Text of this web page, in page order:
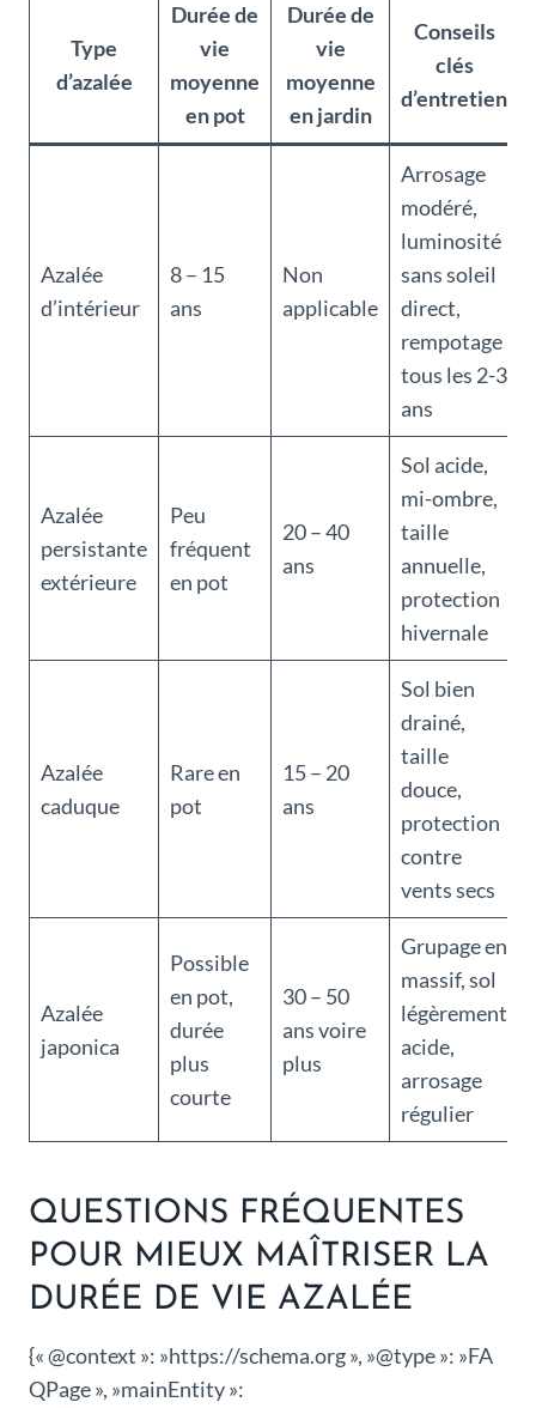
Type
d’azalée
Durée de
vie
moyenne
en pot
Durée de
vie
moyenne
en jardin
Conseils
clés
d’entretien
Azalée
d’intérieur
8 – 15
ans
Non
applicable
Arrosage
modéré,
luminosité
sans soleil
direct,
rempotage
tous les 2-3
ans
Azalée
persistante
extérieure
Peu
fréquent
en pot
20 – 40
ans
Sol acide,
mi-ombre,
taille
annuelle,
protection
hivernale
Azalée
caduque
Rare en
pot
15 – 20
ans
Sol bien
drainé,
taille
douce,
protection
contre
vents secs
Azalée
japonica
Possible
en pot,
durée
plus
courte
30 – 50
ans voire
plus
Grupage en
massif, sol
légèrement
acide,
arrosage
régulier
QUESTIONS FRÉQUENTES
POUR MIEUX MAÎTRISER LA
DURÉE DE VIE AZALÉE
{« @context »: »https://schema.org », »@type »: »FA
QPage », »mainEntity »: